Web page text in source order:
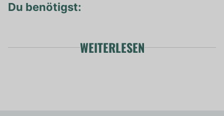
Du benötigst:
WEITERLESEN